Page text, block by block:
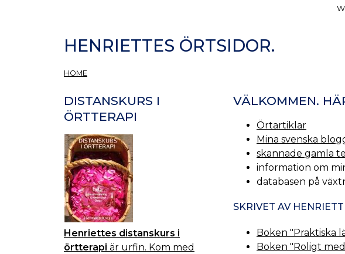
HENRIETTES ÖRTSIDOR.
HOME
VÄLKOMMEN.
Örtartiklar
Mina svenska
skannade gamla
information om
databasen på
SKRIVET AV
Boken "Praktiska
Boken "Roligt
DISTANSKURS I
ÖRTTERAPI
Henriettes distanskurs i
örtterapi är urfin. Kom med